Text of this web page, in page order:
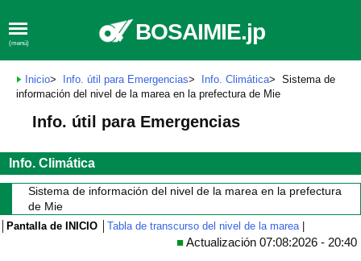
(menú) BOSAIMIE.jp
Inicio> Info. útil para Emergencias> Info. Climática> Sistema de
información del nivel de la marea en la prefectura de Mie
Info. útil para Emergencias
Info. Climática
Sistema de información del nivel de la marea en la prefectura
de Mie
Pantalla de INICIO Tabla de transcurso del nivel de la marea|
■Actualización 07:08:2026 - 20:40